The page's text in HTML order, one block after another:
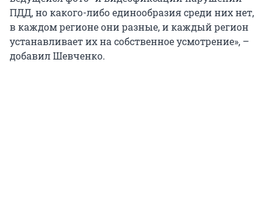
ПДД, но какого-либо единообразия среди них нет,
в каждом регионе они разные, и каждый регион
устанавливает их на собственное усмотрение», –
добавил Шевченко.